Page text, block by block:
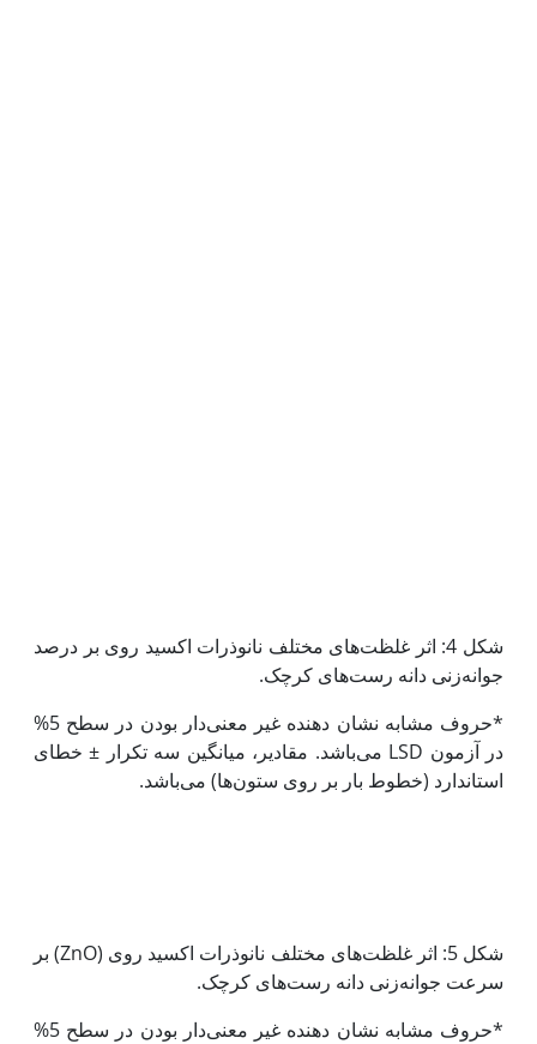
شکل 4: اثر غلظت‌های مختلف نانوذرات اکسید روی بر درصد
جوانه‌زنی دانه رست‌های کرچک.
*حروف مشابه نشان دهنده غیر معنی‌دار بودن در سطح 5%
در آزمون LSD می‌باشد. مقادیر، میانگین سه تکرار ± خطای
استاندارد (خطوط بار بر روی ستون‌ها) می‌باشد.
شکل 5: اثر غلظت‌های مختلف نانوذرات اکسید روی (ZnO) بر
سرعت جوانه‌زنی دانه رست‌های کرچک.
*حروف مشابه نشان دهنده غیر معنی‌دار بودن در سطح 5%